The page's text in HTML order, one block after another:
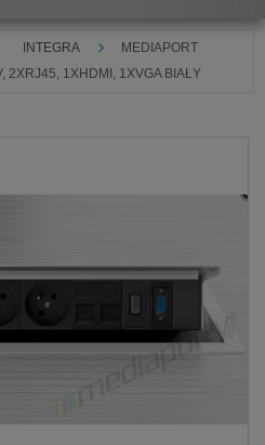
INTEGRA
MEDIAPORT
2XRJ45, 1XHDMI, 1XVGA BIAŁY